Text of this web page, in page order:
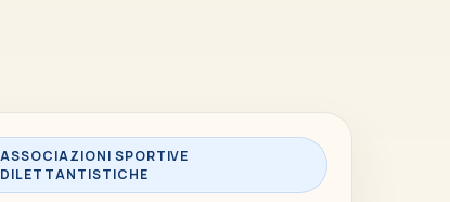
ASSOCIAZIONI SPORTIVE
DILETTANTISTICHE